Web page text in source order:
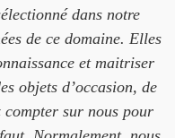
dans notre
de ce domaine. Elles
et maitriser
objets d’occasion, de
sur nous pour